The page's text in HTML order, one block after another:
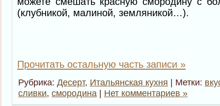
(клубникой, малиной, земляникой…).
Прочитать остальную часть записи »
Рубрика: Десерт, Итальянская кухня | Метки:
сливки, смородина | Нет комментариев »